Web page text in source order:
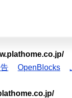
OpenBlocks